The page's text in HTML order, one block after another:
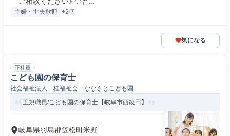
主婦・主夫歓迎 +2個
気になる
正社員
こども園の保育士
社会福祉法人 桂福祉会 ななさとこども園
正規職員/こども園の保育士【岐阜市西改田】
岐阜県羽島郡笠松町米野